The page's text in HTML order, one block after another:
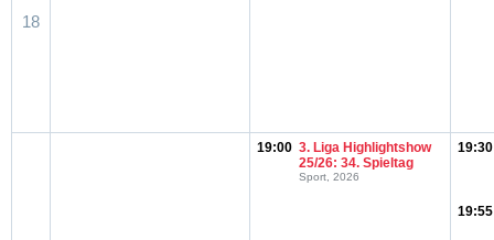
18
19:00 3. Liga Highlightshow
25/26: 34. Spieltag
Sport, 2026
19:30
19:55